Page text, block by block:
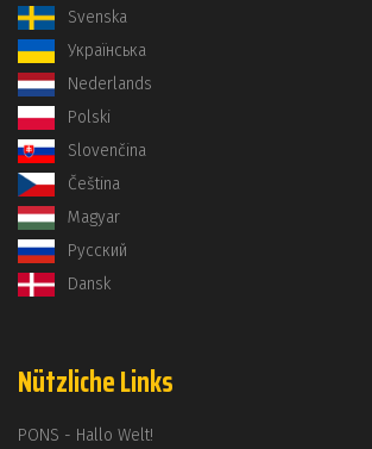
Svenska
Українська
Nederlands
Polski
Slovenčina
Čeština
Magyar
Русский
Dansk
Nützliche Links
PONS - Hallo Welt!